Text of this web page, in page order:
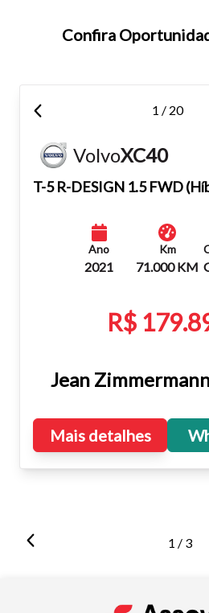
Confira
1 / 20
VolvoXC40
T-5 R-DESIGN 1.5 FWD
Ano
2021
Km
71.000 KM
R$
Jean
Mais detalhes
1 / 3